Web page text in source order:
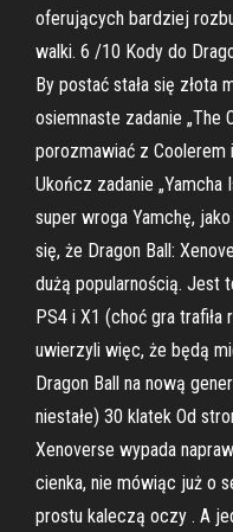
oferujących bardziej
walki. 6 /10 Kody do
By postać stała się złota
osiemnaste zadanie „The
porozmawiać z Coolerem
Ukończ zadanie „Yamcha
super wroga Yamchę,
się, że Dragon Ball:
dużą popularnością. Jest
PS4 i X1 (choć gra trafiła
uwierzyli więc, że będą
Dragon Ball na nową
niestałe) 30 klatek Od
Xenoverse wypada
cienka, nie mówiąc już o
prostu kaleczą oczy . A